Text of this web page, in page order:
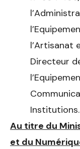
l’Artisanat
Directeur
Institutions.
Au titre du
et du